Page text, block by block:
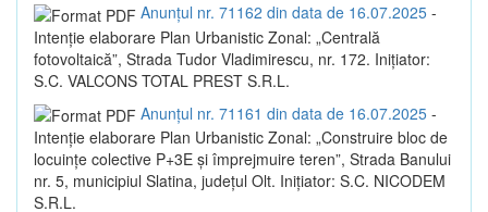
Anunțul nr. 71162 din data de 16.07.2025 -
Intenție elaborare Plan Urbanistic Zonal: „Centrală
fotovoltaică”, Strada Tudor Vladimirescu, nr. 172. Inițiator:
S.C. VALCONS TOTAL PREST S.R.L.
Anunțul nr. 71161 din data de 16.07.2025 -
Intenție elaborare Plan Urbanistic Zonal: „Construire bloc de
locuințe colective P+3E și împrejmuire teren”, Strada Banului
nr. 5, municipiul Slatina, județul Olt. Inițiator: S.C. NICODEM
S.R.L.